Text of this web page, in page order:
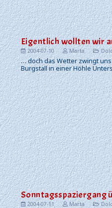
Eigentlich wollten wir
2004-07-10 Marta
… doch das Wetter zwingt
Burgstall in einer Höhle
Sonntagsspaziergang
2004-07-11 Marta